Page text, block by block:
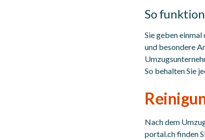
So
Sie geben
und besondere
So behalten Sie
Nach dem
portal.ch finden